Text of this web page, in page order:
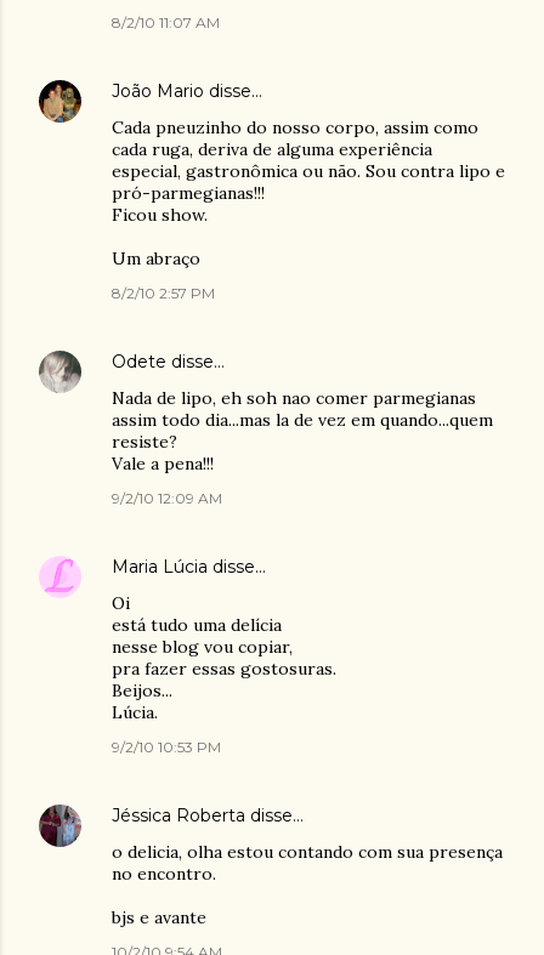
8/2/10 11:07 AM
João Mario disse…
Cada pneuzinho do nosso corpo, assim como
cada ruga, deriva de alguma experiência
especial, gastronômica ou não. Sou contra lipo e
pró-parmegianas!!!
Ficou show.
Um abraço
8/2/10 2:57 PM
Odete disse…
Nada de lipo, eh soh nao comer parmegianas
assim todo dia...mas la de vez em quando...quem
resiste?
Vale a pena!!!
9/2/10 12:09 AM
Maria Lúcia disse…
Oi
está tudo uma delícia
nesse blog vou copiar,
pra fazer essas gostosuras.
Beijos...
Lúcia.
9/2/10 10:53 PM
Jéssica Roberta disse…
o delicia, olha estou contando com sua presença
no encontro.
bjs e avante